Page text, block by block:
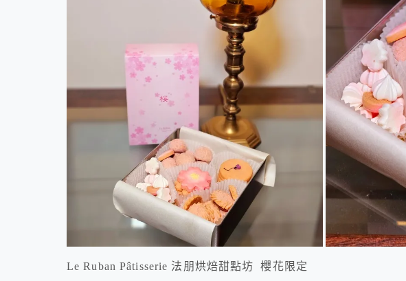
Le Ruban Pâtisserie 法朋烘焙甜點坊 櫻花限定